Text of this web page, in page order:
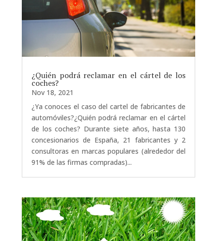
¿Quién podrá reclamar en el cártel de los
coches?
Nov 18, 2021
¿Ya conoces el caso del cartel de fabricantes de
automóviles?¿Quién podrá reclamar en el cártel
de los coches? Durante siete años, hasta 130
concesionarios de España, 21 fabricantes y 2
consultoras en marcas populares (alrededor del
91% de las firmas compradas)...